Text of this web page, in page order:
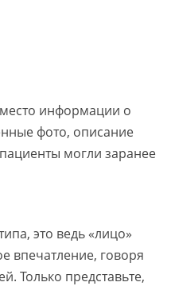
информации о
фото, описание
могли заранее
это ведь «лицо»
впечатление, говоря
Только представьте,